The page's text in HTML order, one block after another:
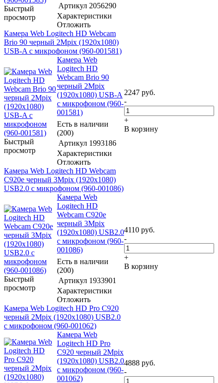
Быстрый
просмотр
Артикул 2056290
Характеристики
Отложить
Камера Web Logitech HD Webcam
Brio 90 черный 2Mpix (1920x1080)
USB-A с микрофоном (960-001581)
Быстрый
просмотр
Камера Web
Logitech HD
Webcam Brio 90
черный 2Mpix
(1920x1080) USB-A
с микрофоном (960-
001581)
Есть в наличии
(200)
Артикул 1993186
Характеристики
Отложить
2247 руб.
-
+
В корзину
Камера Web Logitech HD Webcam
C920e черный 3Mpix (1920x1080)
USB2.0 с микрофоном (960-001086)
Быстрый
просмотр
Камера Web
Logitech HD
Webcam C920e
черный 3Mpix
(1920x1080) USB2.0
с микрофоном (960-
001086)
Есть в наличии
(200)
Артикул 1933901
Характеристики
Отложить
4110 руб.
-
+
В корзину
Камера Web Logitech HD Pro C920
черный 2Mpix (1920x1080) USB2.0
с микрофоном (960-001062)
Камера Web
Logitech HD Pro
C920 черный 2Mpix
(1920x1080) USB2.0
с микрофоном (960-
001062)
4888 руб.
-